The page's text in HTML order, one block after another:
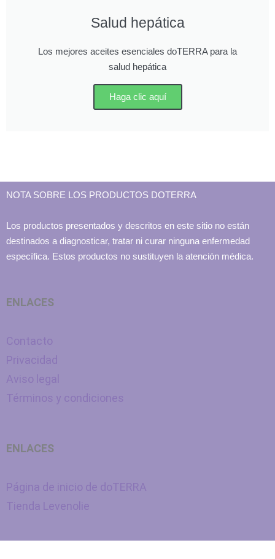
Salud hepática
Los mejores aceites esenciales doTERRA para la
salud hepática
Haga clic aquí
NOTA SOBRE LOS PRODUCTOS DOTERRA
Los productos presentados y descritos en este sitio no están
destinados a diagnosticar, tratar ni curar ninguna enfermedad
específica. Estos productos no sustituyen la atención médica.
ENLACES
Contacto
Privacidad
Aviso legal
Términos y condiciones
ENLACES
Página de inicio de doTERRA
Tienda Levenolie